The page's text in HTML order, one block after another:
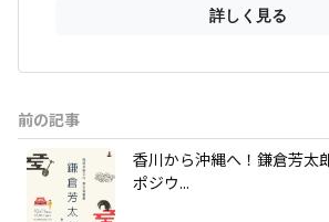
前の記事
香川から沖縄へ！鎌倉芳太
ポジウ...